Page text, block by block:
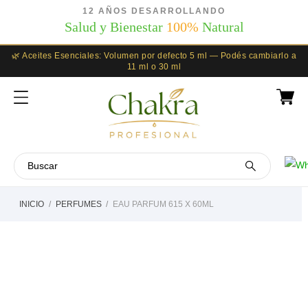
12 AÑOS DESARROLLANDO
Salud y Bienestar 100% Natural
🌿 Aceites Esenciales: Volumen por defecto 5 ml — Podés cambiarlo a
11 ml o 30 ml
INICIO PERFUMES EAU PARFUM 615 X 60ML